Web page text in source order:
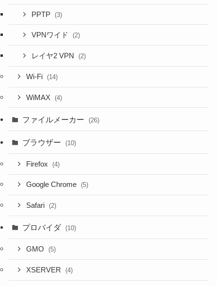
PPTP (3)
VPNワイド (2)
レイヤ2 VPN (2)
Wi-Fi (14)
WiMAX (4)
ファイルメーカー (26)
ブラウザー (10)
Firefox (4)
Google Chrome (5)
Safari (2)
プロバイダ (10)
GMO (5)
XSERVER (4)